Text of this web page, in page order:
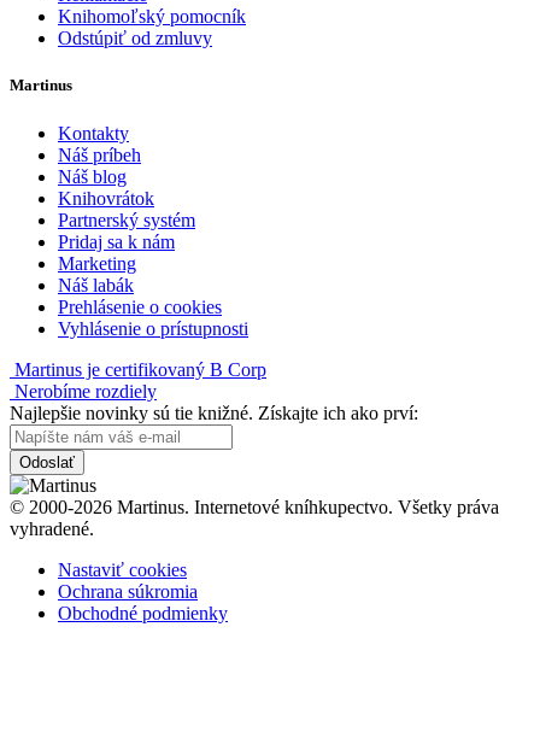
Knihomoľský pomocník
Odstúpiť od zmluvy
Martinus
Kontakty
Náš príbeh
Náš blog
Knihovrátok
Partnerský systém
Pridaj sa k nám
Marketing
Náš labák
Prehlásenie o cookies
Vyhlásenie o prístupnosti
Martinus je certifikovaný B Corp
Nerobíme rozdiely
Najlepšie novinky sú tie knižné. Získajte ich ako prví:
Odoslať
© 2000-2026 Martinus. Internetové kníhkupectvo. Všetky práva
vyhradené.
Nastaviť cookies
Ochrana súkromia
Obchodné podmienky